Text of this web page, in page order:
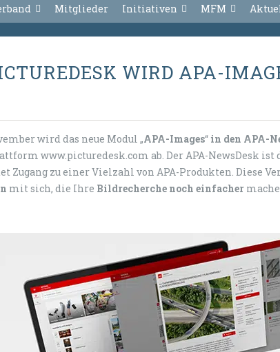
Mitglieder Initiativen MFM
WIRD APA-
wird das neue Modul „APA-Images“ in den APA-
www.picturedesk.com ab. Der APA-NewsDesk ist
Zugang zu einer Vielzahl von APA-Produkten. Diese
mit sich, die Ihre Bildrecherche noch einfacher